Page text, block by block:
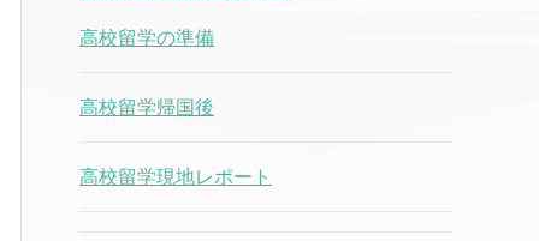
高校留学の準備
高校留学帰国後
高校留学現地レポート